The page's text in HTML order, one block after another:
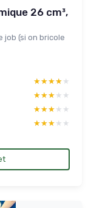
26 cm³,
job (si on bricole
★★★★★
★★★★★
★★★★★
★★★★★
★★★★★
★★★★★
★★★★★
★★★★★